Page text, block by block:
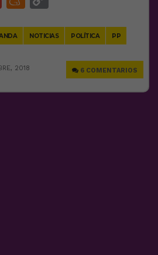
NOTICIAS POLÍTICA PP
6 COMENTARIOS
2018